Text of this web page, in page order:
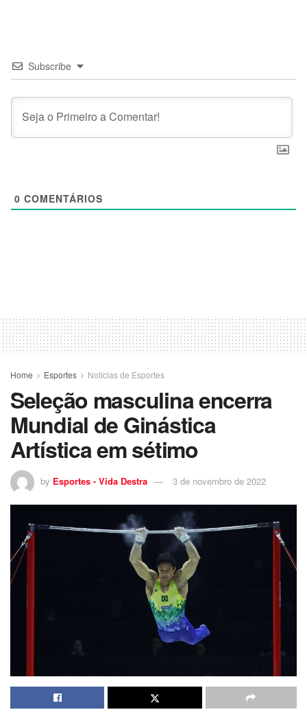
Subscribe
0 COMENTÁRIOS
Home Esportes Notícias de Esportes
Seleção masculina encerra
Mundial de Ginástica
Artística em sétimo
by Esportes - Vida Destra 3 de novembro de 2022